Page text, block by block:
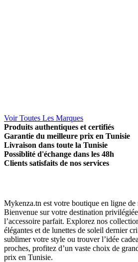
Voir Toutes Les Marques
Produits authentiques et certifiés
Garantie du meilleure prix en Tunisie
Livraison dans toute la Tunisie
Possiblité d'échange dans les 48h
Clients satisfaits de nos services
Mykenza.tn est votre boutique en ligne de
Bienvenue sur votre destination
l’accessoire parfait. Explorez nos
élégantes et de lunettes de soleil dernier
sublimer votre style ou trouver l’idée
proches, profitez d’un vaste choix de
prix en Tunisie.